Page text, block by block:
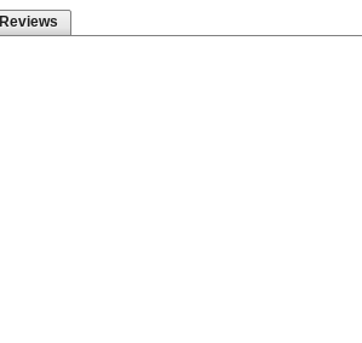
Reviews